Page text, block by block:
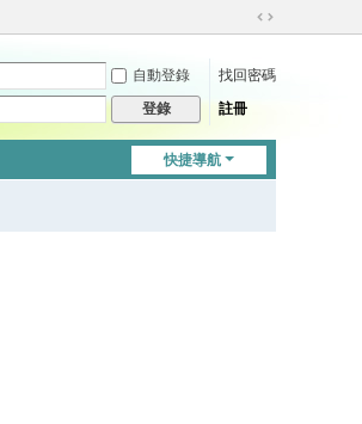
切
到
自動登錄
找回密碼
登錄 註冊
快捷導航